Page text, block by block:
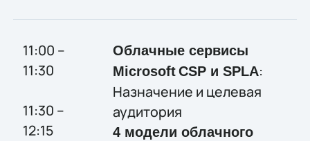
11:00 –
11:30
11:30 –
12:15
Облачные сервисы
MicrosoftCSP и SPLA:
Назначение и целевая
аудитория
4 модели облачного